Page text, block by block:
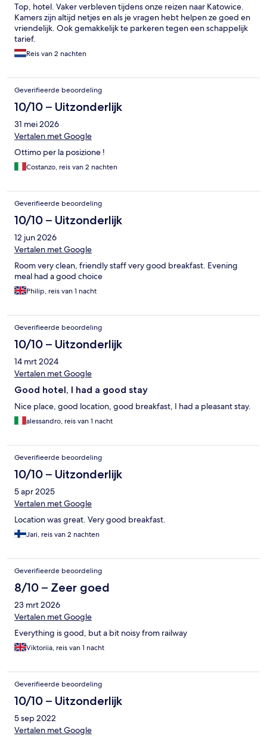
Top, hotel. Vaker verbleven tijdens onze reizen naar Katowice.
Kamers zijn altijd netjes en als je vragen hebt helpen ze goed en
vriendelijk. Ook gemakkelijk te parkeren tegen een schappelijk
tarief.
Reis van 2 nachten
Geverifieerde beoordeling
10/10 – Uitzonderlijk
31 mei 2026
Vertalen met Google
Ottimo per la posizione !
Costanzo, reis van 2 nachten
Geverifieerde beoordeling
10/10 – Uitzonderlijk
12 jun 2026
Vertalen met Google
Room very clean, friendly staff very good breakfast. Evening
meal had a good choice
Philip, reis van 1 nacht
Geverifieerde beoordeling
10/10 – Uitzonderlijk
14 mrt 2024
Vertalen met Google
Good hotel, I had a good stay
Nice place, good location, good breakfast, I had a pleasant stay.
alessandro, reis van 1 nacht
Geverifieerde beoordeling
10/10 – Uitzonderlijk
5 apr 2025
Vertalen met Google
Location was great. Very good breakfast.
Jari, reis van 2 nachten
Geverifieerde beoordeling
8/10 – Zeer goed
23 mrt 2026
Vertalen met Google
Everything is good, but a bit noisy from railway
Viktoriia, reis van 1 nacht
Geverifieerde beoordeling
10/10 – Uitzonderlijk
5 sep 2022
Vertalen met Google